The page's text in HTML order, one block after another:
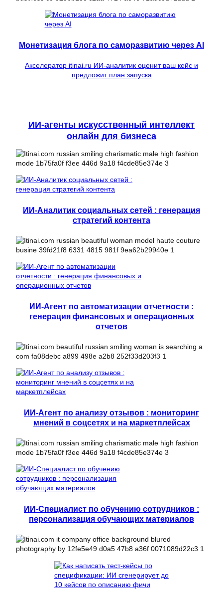
Монетизация блога по саморазвитию через AI
Акселератор itinai.ru ИИ-аналитик оценит ваш кейс и
предложит план запуска
ИИ-агенты искусственный интеллект
онлайн для бизнеса
ИИ-Аналитик социальных сетей : генерация
стратегий контента
ИИ-Агент по автоматизации отчетности :
генерация финансовых и операционных
отчетов
ИИ-Агент по анализу отзывов : мониторинг
мнений в соцсетях и на маркетплейсах
ИИ-Специалист по обучению сотрудников :
персонализация обучающих материалов